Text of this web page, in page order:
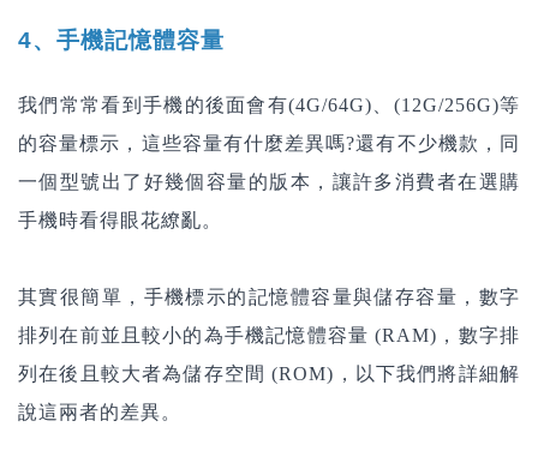
4、手機記憶體容量
我們常常看到手機的後面會有(4G/64G)、(12G/256G)等
的容量標示，這些容量有什麼差異嗎?還有不少機款，同
一個型號出了好幾個容量的版本，讓許多消費者在選購
手機時看得眼花繚亂。
其實很簡單，手機標示的記憶體容量與儲存容量，數字
排列在前並且較小的為手機記憶體容量 (RAM)，數字排
列在後且較大者為儲存空間 (ROM)，以下我們將詳細解
說這兩者的差異。